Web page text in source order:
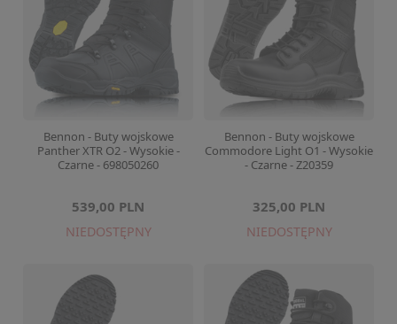
Bennon - Buty wojskowe
Panther XTR O2 - Wysokie -
Czarne - 698050260
539,00 PLN
NIEDOSTĘPNY
Bennon - Buty wojskowe
Commodore Light O1 - Wysokie
- Czarne - Z20359
325,00 PLN
NIEDOSTĘPNY